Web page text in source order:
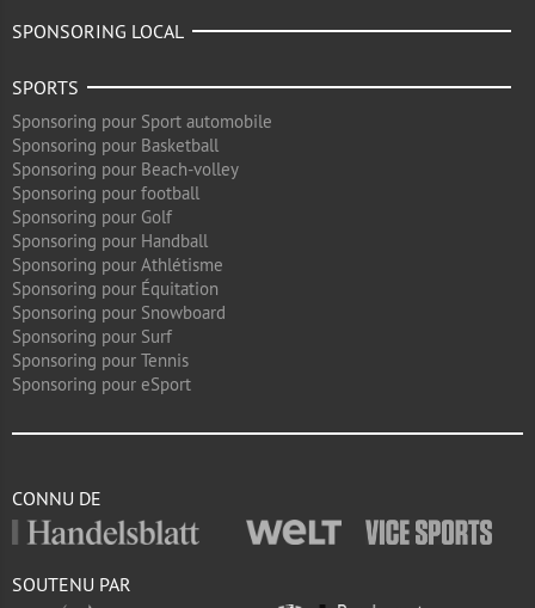
SPONSORING LOCAL
SPORTS
Sponsoring pour Sport automobile
Sponsoring pour Basketball
Sponsoring pour Beach-volley
Sponsoring pour football
Sponsoring pour Golf
Sponsoring pour Handball
Sponsoring pour Athlétisme
Sponsoring pour Équitation
Sponsoring pour Snowboard
Sponsoring pour Surf
Sponsoring pour Tennis
Sponsoring pour eSport
CONNU DE
SOUTENU PAR